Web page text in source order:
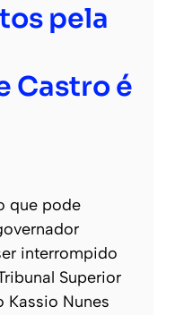
pela
Castro é
que pode
interrompido
Superior
Kassio Nunes